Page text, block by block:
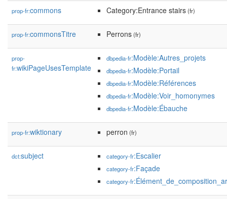
prop-fr:commons Category:Entrance stairs(fr)
prop-fr:commonsTitre Perrons(fr)
prop-
fr:wikiPageUsesTemplate
dbpedia-fr:Modèle:Autres_projets
dbpedia-fr:Modèle:Portail
dbpedia-fr:Modèle:Références
dbpedia-fr:Modèle:Voir_homonymes
dbpedia-fr:Modèle:Ébauche
prop-fr:wiktionary perron (fr)
dct:subject category-fr:Escalier
category-fr:Façade
category-fr